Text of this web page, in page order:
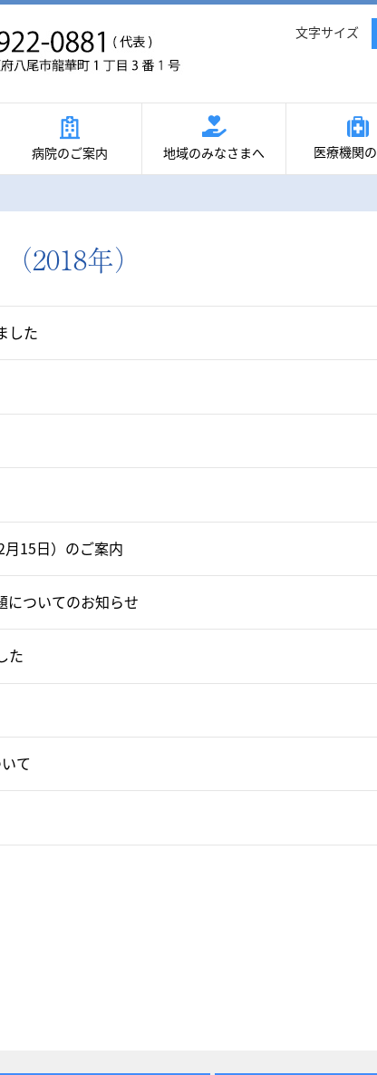
文字サイズ
病院のご案内 地域のみなさまへ 医療機関
2018年）
した
15日）のご案内
についてのお知らせ
た
て